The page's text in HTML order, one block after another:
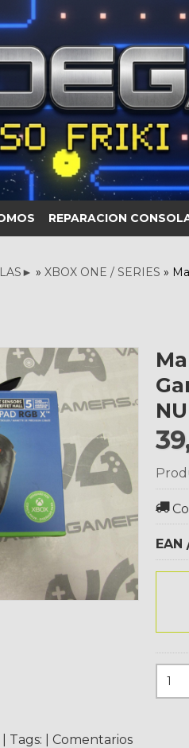
REPARACION
» XBOX ONE / SERIES »
Tags: Comentarios